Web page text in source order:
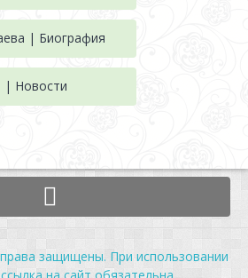
| Биография
| Новости
защищены. При использовании